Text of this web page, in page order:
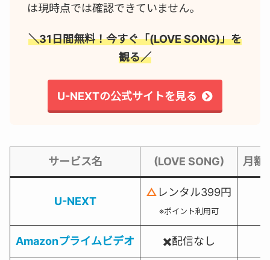
は現時点では確認できていません。
＼31日間無料！今すぐ「(LOVE SONG)」を
観る／
U-NEXTの公式サイトを見る
サービス名 (LOVE SONG) 月額
U-NEXT
△ レンタル399円
※ポイント利用可
Amazonプライムビデオ ✖️配信なし